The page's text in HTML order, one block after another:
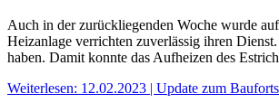
Auch in der zurückliegenden Woche wurde
Heizanlage verrichten zuverlässig ihren
haben. Damit konnte das Aufheizen des
Weiterlesen: 12.02.2023 | Update zum